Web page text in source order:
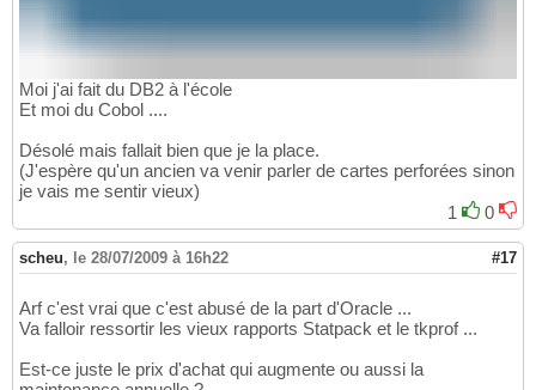
Moi j'ai fait du DB2 à l'école
Et moi du Cobol ....
Désolé mais fallait bien que je la place.
(J'espère qu'un ancien va venir parler de cartes perforées sinon
je vais me sentir vieux)
1
0
scheu, le 28/07/2009 à 16h22 #17
Arf c'est vrai que c'est abusé de la part d'Oracle ...
Va falloir ressortir les vieux rapports Statpack et le tkprof ...
Est-ce juste le prix d'achat qui augmente ou aussi la